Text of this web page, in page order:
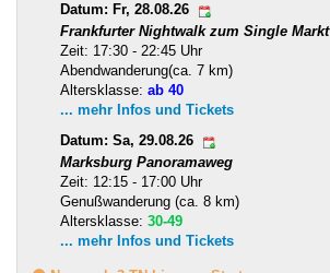
Datum: Fr, 28.08.26
Frankfurter Nightwalk zum Single Markt
Zeit: 17:30 - 22:45 Uhr
Abendwanderung(ca. 7 km)
Altersklasse: ab 40
... mehr Infos und Tickets
Datum: Sa, 29.08.26
Marksburg Panoramaweg
Zeit: 12:15 - 17:00 Uhr
Genußwanderung (ca. 8 km)
Altersklasse: 30-49
... mehr Infos und Tickets